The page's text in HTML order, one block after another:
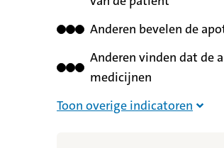
Anderen bevelen de
Anderen vinden dat de
medicijnen
Toon overige indicatoren